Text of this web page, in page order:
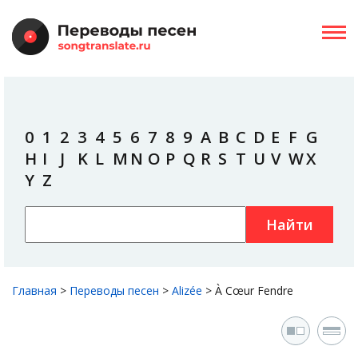
0 1 2 3 4 5 6 7 8 9 A B C D E F G
H I J K L M N O P Q R S T U V WX
Y Z
Найти
Главная > Переводы песен > Alizée > À Cœur Fendre